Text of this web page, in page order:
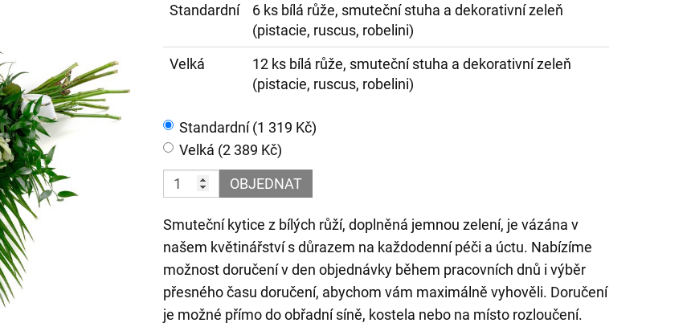
Standardní
6 ks bílá růže, smuteční stuha a dekorativní zeleň
(pistacie, ruscus, robelini)
Velká
12 ks bílá růže, smuteční stuha a dekorativní zeleň
(pistacie, ruscus, robelini)
Standardní (1 319 Kč)
Velká (2 389 Kč)
OBJEDNAT
Smuteční kytice z bílých růží, doplněná jemnou zelení, je vázána v
našem květinářství s důrazem na každodenní péči a úctu. Nabízíme
možnost doručení v den objednávky během pracovních dnů i výběr
přesného času doručení, abychom vám maximálně vyhověli. Doručení
je možné přímo do obřadní síně, kostela nebo na místo rozloučení.